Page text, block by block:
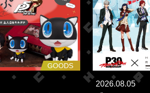
GOODS
2026.08.05